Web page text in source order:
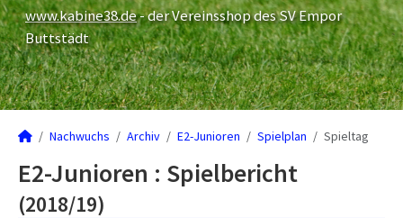
www.kabine38.de- der Vereinsshop des SV Empor
Buttstädt
Nachwuchs Archiv E2-Junioren Spielplan Spieltag
E2-Junioren : Spielbericht
(2018/19)